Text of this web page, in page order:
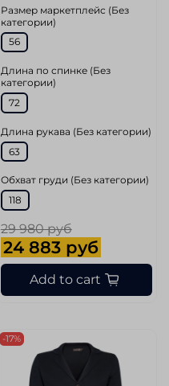
Размер маркетплейс (Без
категории)
56
Длина по спинке (Без
категории)
72
Длина рукава (Без категории)
63
Обхват груди (Без категории)
118
29 980 руб
24 883 руб
Add to cart
-17%